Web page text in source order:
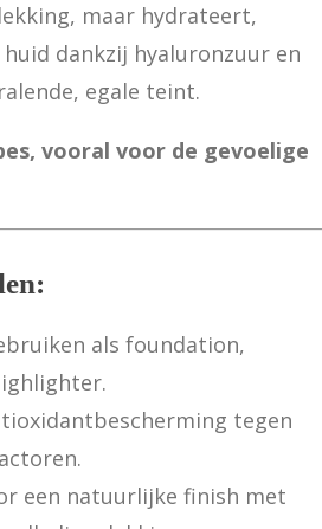
maar hydrateert,
dankzij hyaluronzuur en
egale teint.
vooral voor de gevoelige
als foundation,
tegen
een natuurlijke finish met